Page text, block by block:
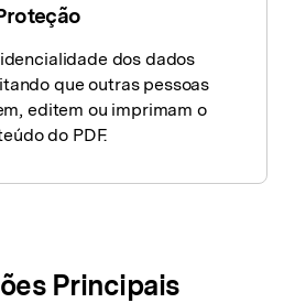
dos dados
que outras pessoas
editem ou imprimam o
do PDF.
Principais